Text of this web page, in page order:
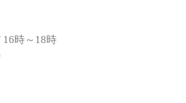
16時～18時